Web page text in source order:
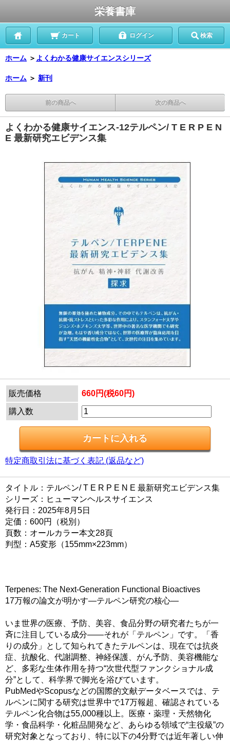
栄養書庫
カート ログイン 検索
ホーム ＞ よくわかる健康サイエンスシリーズ
ホーム ＞ 新刊
前の商品へ 次の商品へ
よくわかる健康サイエンス-12テルペン/ T E R P E N
E 最新研究エビデンス集
販売価格 660円(税60円)
購入数
特定商取引法に基づく表記 (返品など)
タイトル：テルペン/ T E R P E N E 最新研究エビデンス集
シリーズ：ヒューマンヘルスサイエンス
発行日：2025年8月5日
定価：600円（税別）
頁数：オールカラー本文28頁
判型：A5変形（155mm×223mm）
Terpenes: The Next-Generation Functional Bioactives
17万報の論文が明かす―テルペン研究の核心―
いま世界の医療、予防、美容、食品分野の研究者たちが一
斉に注目している成分――それが「テルペン」です。「香
りの成分」として知られてきたテルペンは、現在では抗炎
症、抗酸化、代謝調整、神経保護、がん予防、美容機能な
ど、多彩な生体作用を持つ“次世代型ファンクショナル成
分”として、科学界で脚光を浴びています。
PubMedやScopusなどの国際的文献データベースでは、テ
ルペンに関する研究は世界中で17万報超、確認されている
テルペン化合物は55,000種以上。医療・薬理・天然物化
学・食品科学・化粧品開発など、あらゆる領域で“主役級”の
研究対象となっており、特に以下の4分野では近年著しい伸